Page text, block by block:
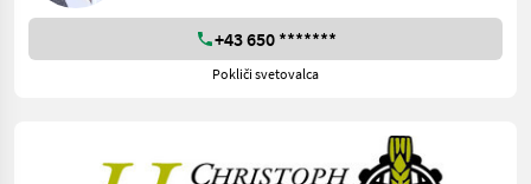
+43 650 *******
Pokliči svetovalca